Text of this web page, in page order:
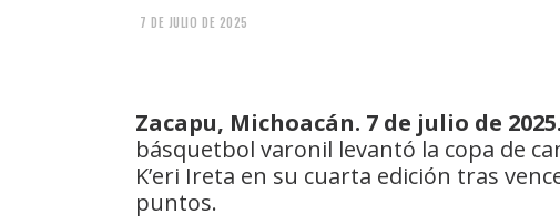
7 DE JULIO DE 2025
Zacapu, Michoacán. 7 de julio de
básquetbol varonil levantó la copa de
K’eri Ireta en su cuarta edición tras
puntos.